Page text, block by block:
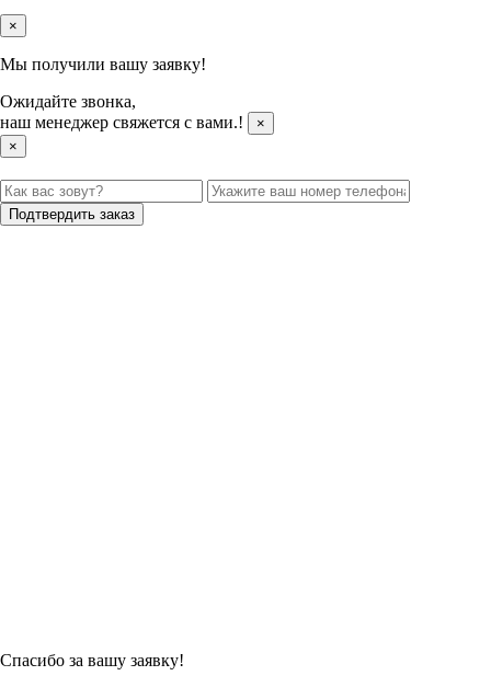
×
Мы получили вашу заявку!
Ожидайте звонка,
наш менеджер свяжется с вами.!
×
×
Подтвердить заказ
Спасибо за вашу заявку!